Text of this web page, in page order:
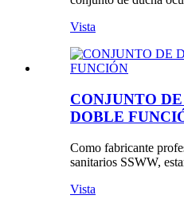
Vista
CONJUNTO
DOBLE
Como fabricante
sanitarios SSWW,
Vista